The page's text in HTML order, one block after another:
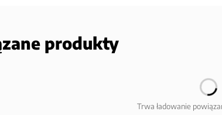
produkty
Trwa ładowanie